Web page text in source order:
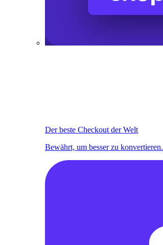
Der beste Checkout der Welt
Bewährt, um besser zu konvertieren.